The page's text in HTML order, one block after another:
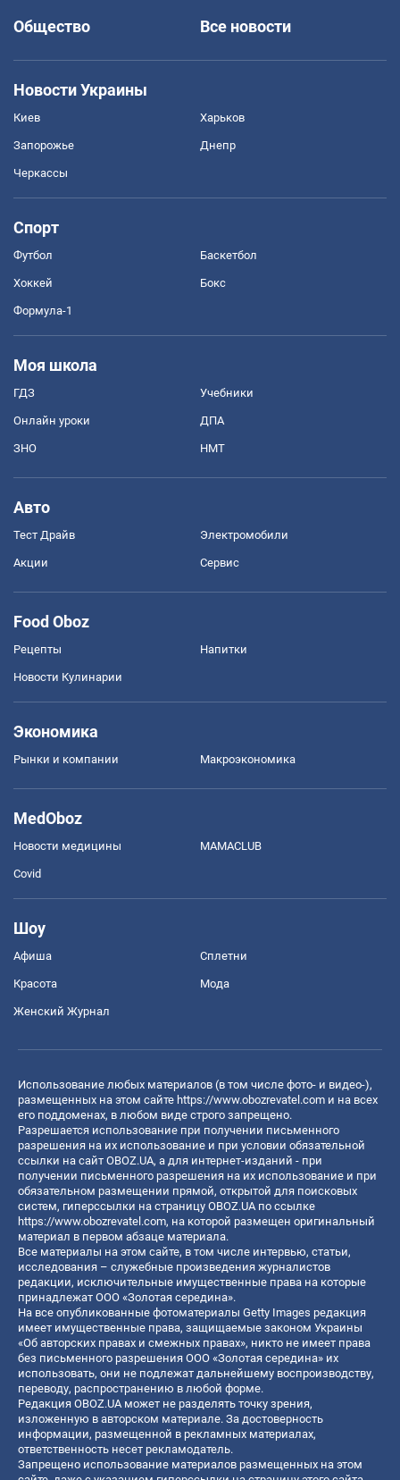
Общество
Все новости
Новости Украины
Киев Харьков
Запорожье Днепр
Черкассы
Спорт
Футбол Баскетбол
Хоккей Бокс
Формула-1
Моя школа
ГДЗ Учебники
Онлайн уроки ДПА
ЗНО НМТ
Авто
Тест Драйв Электромобили
Акции Сервис
Food Oboz
Рецепты Напитки
Новости Кулинарии
Экономика
Рынки и компании Mакроэкономика
MedOboz
Новости медицины MAMACLUB
Covid
Шоу
Афиша Сплетни
Красота Мода
Женский Журнал
Использование любых материалов (в том числе фото- и видео-),
размещенных на этом сайте https://www.obozrevatel.com и на всех
его поддоменах, в любом виде строго запрещено.
Разрешается использование при получении письменного
разрешения на их использование и при условии обязательной
ссылки на сайт OBOZ.UA, а для интернет-изданий - при
получении письменного разрешения на их использование и при
обязательном размещении прямой, открытой для поисковых
систем, гиперссылки на страницу OBOZ.UA по ссылке
https://www.obozrevatel.com, на которой размещен оригинальный
материал в первом абзаце материала.
Все материалы на этом сайте, в том числе интервью, статьи,
исследования – служебные произведения журналистов
редакции, исключительные имущественные права на которые
принадлежат ООО «Золотая середина».
На все опубликованные фотоматериалы Getty Images редакция
имеет имущественные права, защищаемые законом Украины
«Об авторских правах и смежных правах», никто не имеет права
без письменного разрешения ООО «Золотая середина» их
использовать, они не подлежат дальнейшему воспроизводству,
переводу, распространению в любой форме.
Редакция OBOZ.UA может не разделять точку зрения,
изложенную в авторском материале. За достоверность
информации, размещенной в рекламных материалах,
ответственность несет рекламодатель.
Запрещено использование материалов размещенных на этом